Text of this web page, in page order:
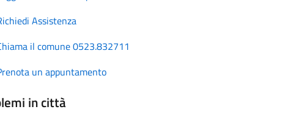
Assistenza
il comune 0523.832711
un appuntamento
in città